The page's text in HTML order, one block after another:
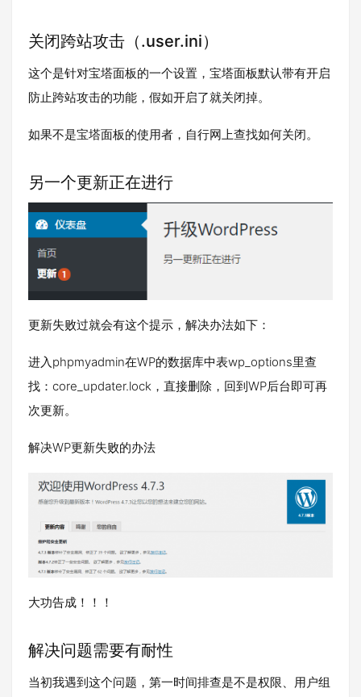
关闭跨站攻击（.user.ini）
这个是针对宝塔面板的一个设置，宝塔面板默认带有开启
防止跨站攻击的功能，假如开启了就关闭掉。
如果不是宝塔面板的使用者，自行网上查找如何关闭。
另一个更新正在进行
更新失败过就会有这个提示，解决办法如下：
进入phpmyadmin在WP的数据库中表wp_options里查
找：core_updater.lock，直接删除，回到WP后台即可再
次更新。
解决WP更新失败的办法
大功告成！！！
解决问题需要有耐性
当初我遇到这个问题，第一时间排查是不是权限、用户组